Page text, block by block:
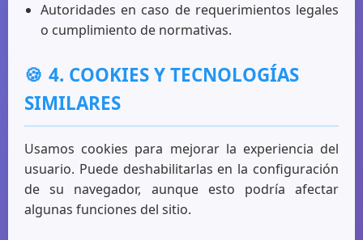
Autoridades en caso de requerimientos legales
o cumplimiento de normativas.
🍪 4. COOKIES Y TECNOLOGÍAS
SIMILARES
Usamos cookies para mejorar la experiencia del
usuario. Puede deshabilitarlas en la configuración
de su navegador, aunque esto podría afectar
algunas funciones del sitio.